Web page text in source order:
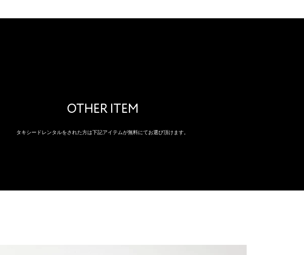
OTHER ITEM
タキシードレンタルをされた方は下記アイテムが無料にてお選び頂けます。